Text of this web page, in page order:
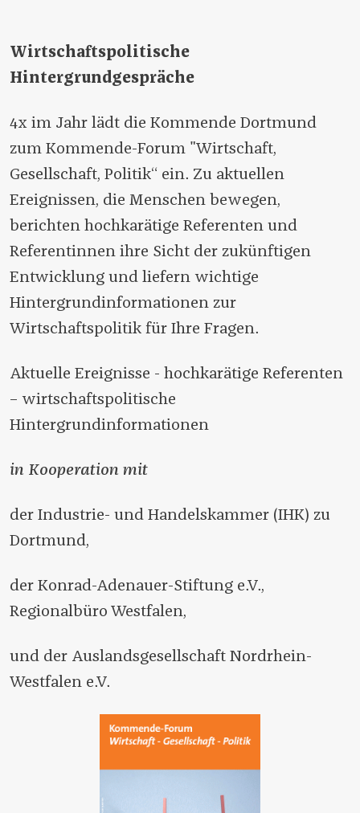
Wirtschaftspolitische
Hintergrundgespräche
4x im Jahr lädt die Kommende Dortmund
zum Kommende-Forum "Wirtschaft,
Gesellschaft, Politik“ ein. Zu aktuellen
Ereignissen, die Menschen bewegen,
berichten hochkarätige Referenten und
Referentinnen ihre Sicht der zukünftigen
Entwicklung und liefern wichtige
Hintergrundinformationen zur
Wirtschaftspolitik für Ihre Fragen.
Aktuelle Ereignisse - hochkarätige Referenten
– wirtschaftspolitische
Hintergrundinformationen
in Kooperation mit
der Industrie- und Handelskammer (IHK) zu
Dortmund,
der Konrad-Adenauer-Stiftung e.V.,
Regionalbüro Westfalen,
und der Auslandsgesellschaft Nordrhein-
Westfalen e.V.